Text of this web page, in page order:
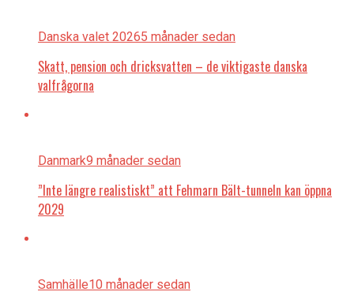
Danska valet 20265 månader sedan
Skatt, pension och dricksvatten – de viktigaste danska
valfrågorna
Danmark9 månader sedan
”Inte längre realistiskt” att Fehmarn Bält-tunneln kan öppna
2029
Samhälle10 månader sedan